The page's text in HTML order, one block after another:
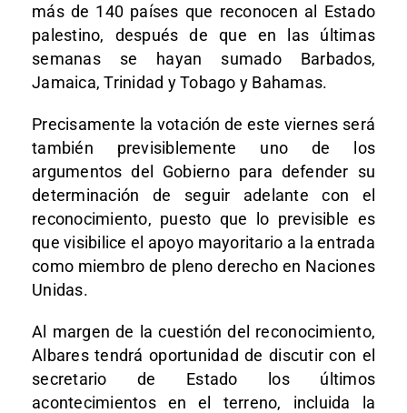
más de 140 países que reconocen al Estado
palestino, después de que en las últimas
semanas se hayan sumado Barbados,
Jamaica, Trinidad y Tobago y Bahamas.
Precisamente la votación de este viernes será
también previsiblemente uno de los
argumentos del Gobierno para defender su
determinación de seguir adelante con el
reconocimiento, puesto que lo previsible es
que visibilice el apoyo mayoritario a la entrada
como miembro de pleno derecho en Naciones
Unidas.
Al margen de la cuestión del reconocimiento,
Albares tendrá oportunidad de discutir con el
secretario de Estado los últimos
acontecimientos en el terreno, incluida la